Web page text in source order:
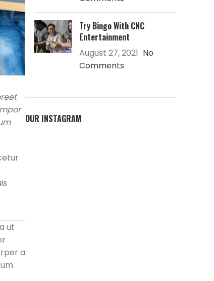
ut
a
Try Bingo With CNC
Entertainment
August 27, 2021 No
Comments
OUR INSTAGRAM